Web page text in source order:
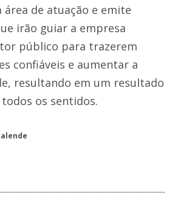
área de atuação e emite
irão guiar a empresa
público para trazerem
confiáveis e aumentar a
resultando em um resultado
os sentidos.